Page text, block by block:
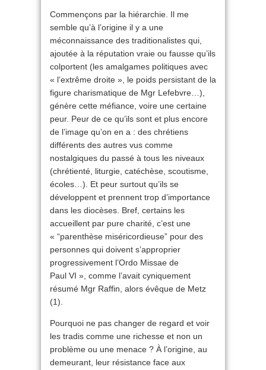
Commençons par la hiérarchie. Il me
semble qu’à l’origine il y a une
méconnaissance des traditionalistes qui,
ajoutée à la réputation vraie ou fausse qu’ils
colportent (les amalgames politiques avec
« l’extrême droite », le poids persistant de la
figure charismatique de Mgr Lefebvre…),
génère cette méfiance, voire une certaine
peur. Peur de ce qu’ils sont et plus encore
de l’image qu’on en a : des chrétiens
différents des autres vus comme
nostalgiques du passé à tous les niveaux
(chrétienté, liturgie, catéchèse, scoutisme,
écoles…). Et peur surtout qu’ils se
développent et prennent trop d’importance
dans les diocèses. Bref, certains les
accueillent par pure charité, c’est une
« “parenthèse miséricordieuse” pour des
personnes qui doivent s’approprier
progressivement l’Ordo Missae de
Paul VI », comme l’avait cyniquement
résumé Mgr Raffin, alors évêque de Metz
(1).
Pourquoi ne pas changer de regard et voir
les tradis comme une richesse et non un
problème ou une menace ? À l’origine, au
demeurant, leur résistance face aux